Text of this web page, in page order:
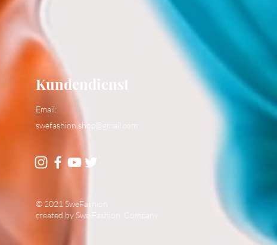
Kundendienst
Email:
swefashion.shop@gmail.com
© 2021 SweFashion
created by Swe Fashion Company